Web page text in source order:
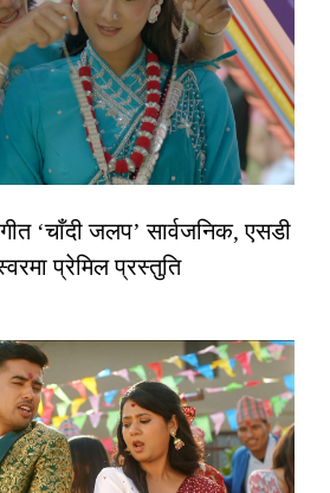
‘चाँदी जलप’ सार्वजनिक, एसडी
प्रेमिल प्रस्तुति